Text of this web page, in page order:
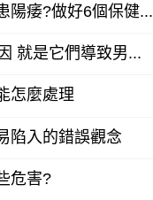
陽痿?做好6個保健...
就是它們導致男...
怎麼處理
陷入的錯誤觀念
危害?